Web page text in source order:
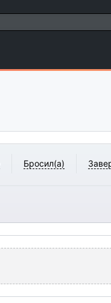
Бросил(а)